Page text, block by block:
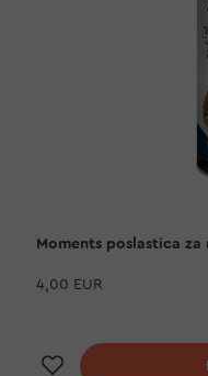
Moments poslastica
4,00 EUR
Dodaj na